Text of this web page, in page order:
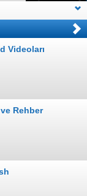
Videoları
Rehber